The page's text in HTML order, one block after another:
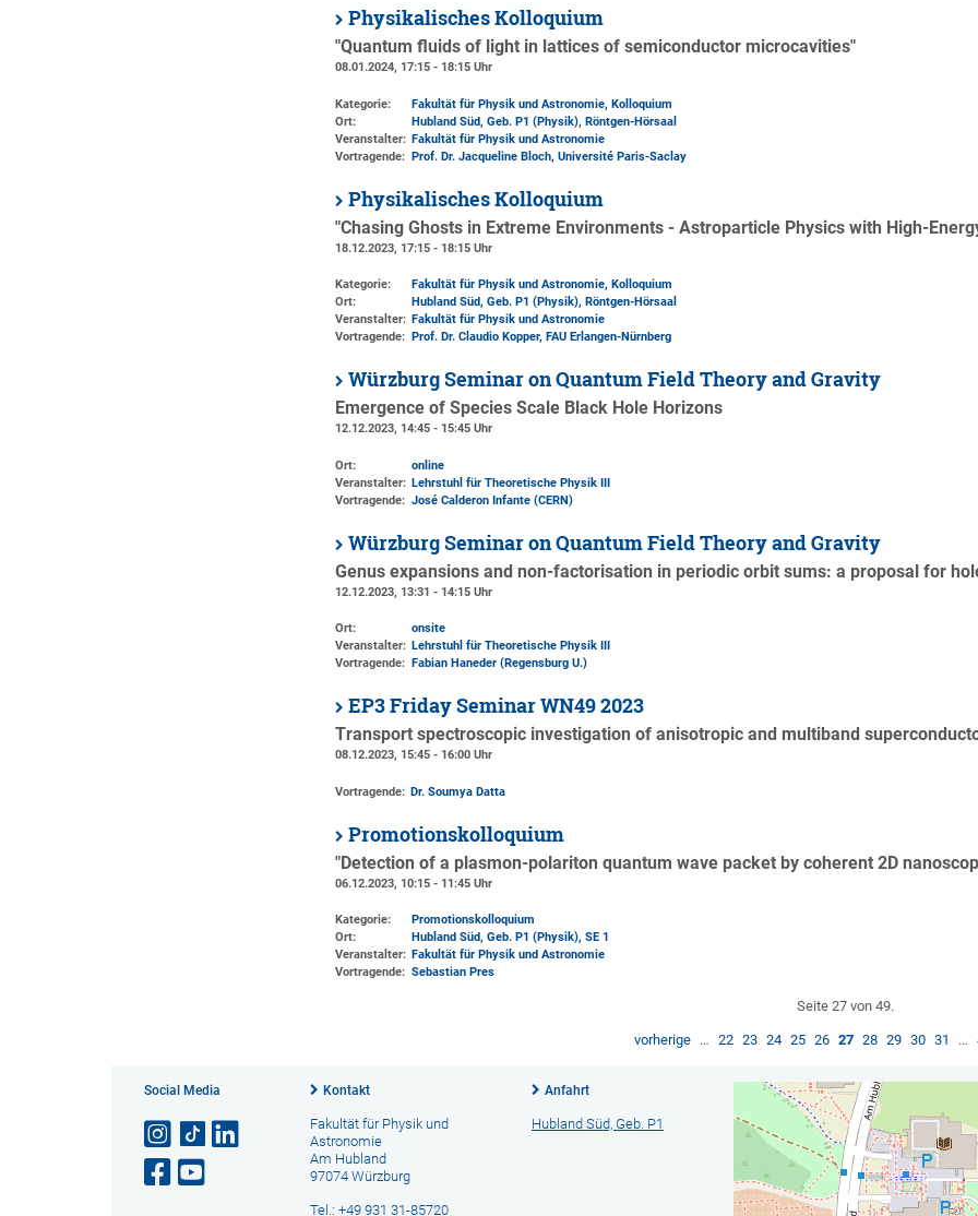
Physikalisches Kolloquium
"Quantum fluids of light in lattices of semiconductor microcavities"
08.01.2024, 17:15 - 18:15 Uhr
Kategorie:
Fakultät für Physik und Astronomie, Kolloquium
Ort:
Hubland Süd, Geb. P1 (Physik), Röntgen-Hörsaal
Veranstalter: Fakultät für Physik und Astronomie
Vortragende: Prof. Dr. Jacqueline Bloch, Université Paris-Saclay
Physikalisches Kolloquium
"Chasing Ghosts in Extreme Environments - Astroparticle Physics with High-
18.12.2023, 17:15 - 18:15 Uhr
Kategorie:
Fakultät für Physik und Astronomie, Kolloquium
Ort:
Hubland Süd, Geb. P1 (Physik), Röntgen-Hörsaal
Veranstalter: Fakultät für Physik und Astronomie
Vortragende:
Prof. Dr. Claudio Kopper, FAU Erlangen-Nürnberg
Würzburg Seminar on Quantum Field Theory and Gravity
Emergence of Species Scale Black Hole Horizons
12.12.2023, 14:45 - 15:45 Uhr
Ort:
online
Veranstalter: Lehrstuhl für Theoretische Physik III
Vortragende: José Calderon Infante (CERN)
Würzburg Seminar on Quantum Field Theory and Gravity
Genus expansions and non-factorisation in periodic orbit sums: a proposal for
12.12.2023, 13:31 - 14:15 Uhr
Ort:
onsite
Veranstalter: Lehrstuhl für Theoretische Physik III
Vortragende:
Fabian Haneder (Regensburg U.)
EP3 Friday Seminar WN49 2023
Transport spectroscopic investigation of anisotropic and multiband
08.12.2023, 15:45 - 16:00 Uhr
Vortragende: Dr. Soumya Datta
Promotionskolloquium
"Detection of a plasmon-polariton quantum wave packet by coherent 2D
06.12.2023, 10:15 - 11:45 Uhr
Kategorie:
Promotionskolloquium
Ort:
Hubland Süd, Geb. P1 (Physik), SE 1
Veranstalter: Fakultät für Physik und Astronomie
Vortragende: Sebastian Pres
Seite 27 von 49.
vorherige … 22 23 24 25 26 27 28 29 30 31 …
Social Media Kontakt
Fakultät für Physik und
Astronomie
Am Hubland
97074 Würzburg
Tel.: +49 931 31-85720
Anfahrt
Hubland Süd, Geb. P1